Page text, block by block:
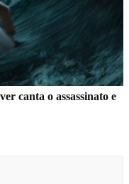
canta o assassinato e